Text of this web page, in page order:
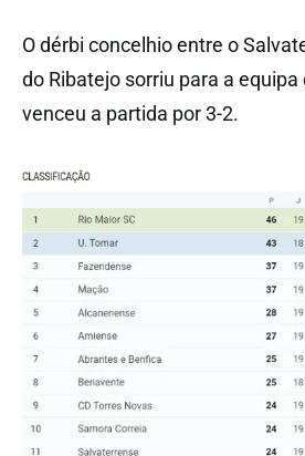
O dérbi concelhio entre o
do Ribatejo sorriu para a equipa
venceu a partida por 3-2.